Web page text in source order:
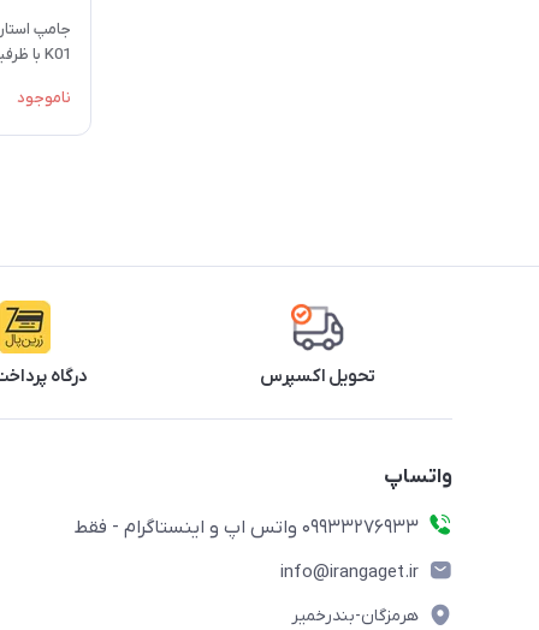
جامپ
ناموجود
تحویل اکسپرس درگاه
واتساپ
09933276933 واتس اپ و اینستاگرام - فقط
info@irangaget.ir
هرمزگان-بندرخمیر